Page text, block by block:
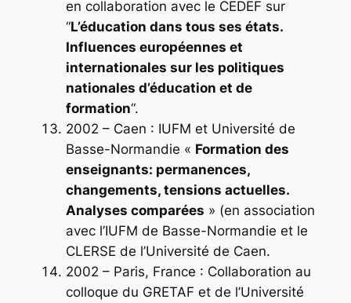
en collaboration avec le CEDEF sur
“L’éducation dans tous ses états.
Influences européennes et
internationales sur les politiques
nationales d’éducation et de
formation“.
2002 – Caen : IUFM et Université de
Basse-Normandie « Formation des
enseignants: permanences,
changements, tensions actuelles.
Analyses comparées » (en association
avec l’IUFM de Basse-Normandie et le
CLERSE de l’Université de Caen.
2002 – Paris, France : Collaboration au
colloque du GRETAF et de l’Université